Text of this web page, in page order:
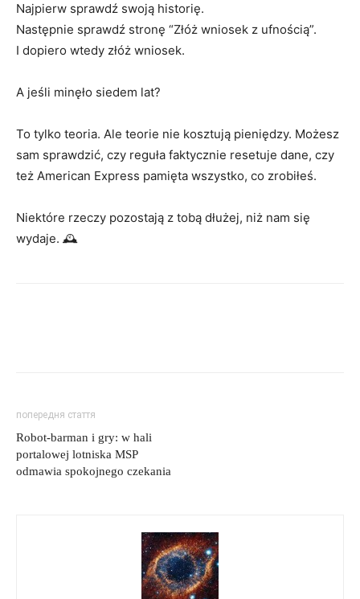
Najpierw sprawdź swoją historię.
Następnie sprawdź stronę “Złóż wniosek z ufnością”.
I dopiero wtedy złóż wniosek.
A jeśli minęło siedem lat?
To tylko teoria. Ale teorie nie kosztują pieniędzy. Możesz
sam sprawdzić, czy reguła faktycznie resetuje dane, czy
też American Express pamięta wszystko, co zrobiłeś.
Niektóre rzeczy pozostają z tobą dłużej, niż nam się
wydaje. 🕰️
попередня стаття
Robot-barman i gry: w hali
portalowej lotniska MSP
odmawia spokojnego czekania